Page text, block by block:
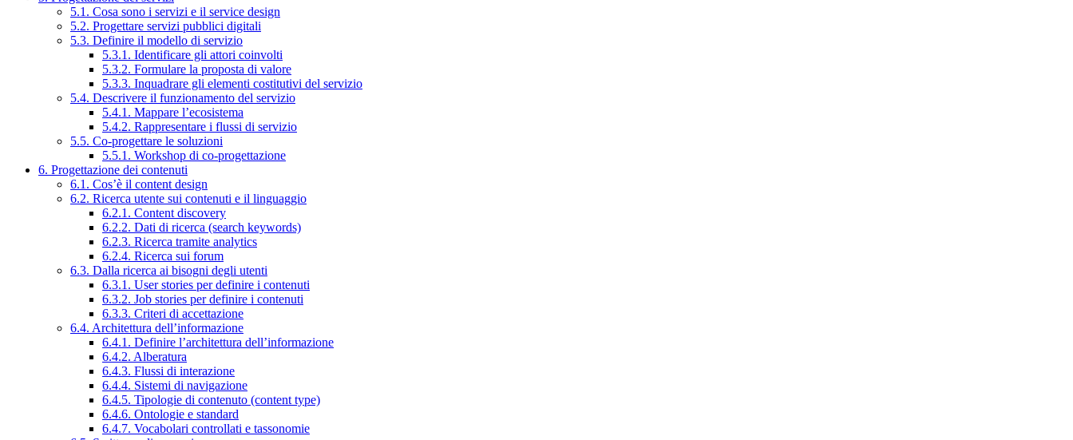
5.1. Cosa sono i servizi e il service design
5.2. Progettare servizi pubblici digitali
5.3. Definire il modello di servizio
5.3.1. Identificare gli attori coinvolti
5.3.2. Formulare la proposta di valore
5.3.3. Inquadrare gli elementi costitutivi del servizio
5.4. Descrivere il funzionamento del servizio
5.4.1. Mappare l’ecosistema
5.4.2. Rappresentare i flussi di servizio
5.5. Co-progettare le soluzioni
5.5.1. Workshop di co-progettazione
6. Progettazione dei contenuti
6.1. Cos’è il content design
6.2. Ricerca utente sui contenuti e il linguaggio
6.2.1. Content discovery
6.2.2. Dati di ricerca (search keywords)
6.2.3. Ricerca tramite analytics
6.2.4. Ricerca sui forum
6.3. Dalla ricerca ai bisogni degli utenti
6.3.1. User stories per definire i contenuti
6.3.2. Job stories per definire i contenuti
6.3.3. Criteri di accettazione
6.4. Architettura dell’informazione
6.4.1. Definire l’architettura dell’informazione
6.4.2. Alberatura
6.4.3. Flussi di interazione
6.4.4. Sistemi di navigazione
6.4.5. Tipologie di contenuto (content type)
6.4.6. Ontologie e standard
6.4.7. Vocabolari controllati e tassonomie